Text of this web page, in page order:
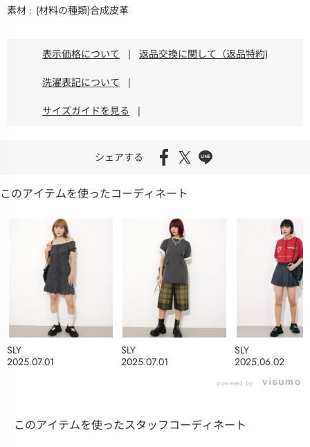
素材
(材料の種類)合成皮革
表示価格について | 返品交換に関して（返品特約)
洗濯表記について |
サイズガイドを見る |
シェアする
このアイテムを使ったコーディネート
2025.07.01
SLY
2025.07.01
SLY
2025.06.02
SLY
powered by
このアイテムを使ったスタッフコーディネート